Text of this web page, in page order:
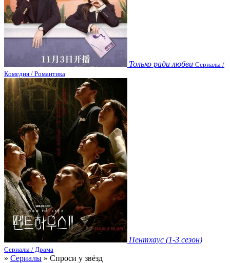
Только ради любви Сериалы /
Комедия / Романтика
Пентхаус (1-3 сезон)
Сериалы / Драма
» Сериалы » Спроси у звёзд